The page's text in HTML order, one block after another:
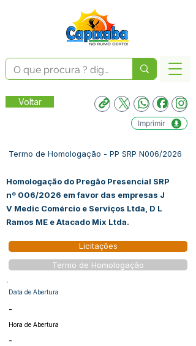
Voltar
Imprimir
Termo de Homologação - PP SRP N006/2026
Homologação do Pregão Presencial SRP
nº 006/2026 em favor das empresas J
V Medic Comércio e Serviços Ltda, D L
Ramos ME e Atacado Mix Ltda.
Licitações
Termo de Homologação
Data de Abertura
-
Hora de Abertura
-